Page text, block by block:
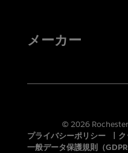
メーカー
© 2026
プライバシーポリシー
一般データ保護規則（GDPR